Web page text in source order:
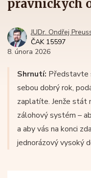
právnických
JUDr. Ondřej
ČAK 15597
8. února 2026
Shrnutí: Představte
sebou dobrý rok,
zaplatíte. Jenže stát
zálohový systém –
a aby vás na konci
jednorázový vysoký